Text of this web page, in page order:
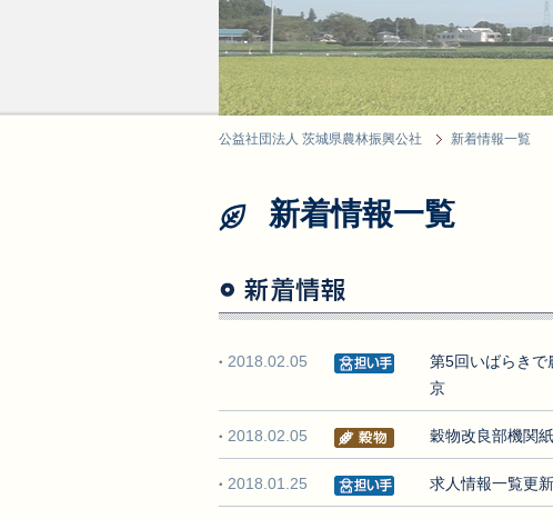
公益社団法人 茨城県農林振興公社 新着情報一覧
新着情報一覧
2018.02.05
第5回いばらきで
京
2018.02.05 穀物改良部機関
2018.01.25 求人情報一覧更